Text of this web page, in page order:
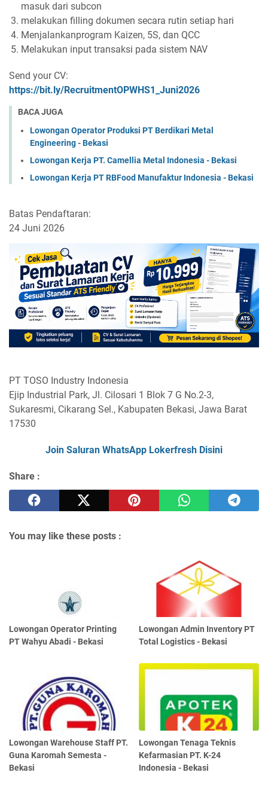
masuk dari subcon
melakukan filling dokumen secara rutin setiap hari
Menjalankanprogram Kaizen, 5S, dan QCC
Melakukan input transaksi pada sistem NAV
Send your CV:
https://bit.ly/RecruitmentOPWHS1_Juni2026
BACA JUGA
Lowongan Operator Produksi PT Berdikari Metal
Engineering - Bekasi
Lowongan Kerja PT. Camellia Metal Indonesia - Bekasi
Lowongan Kerja PT RBFood Manufaktur Indonesia - Bekasi
Batas Pendaftaran:
24 Juni 2026
PT TOSO Industry Indonesia
Ejip Industrial Park, Jl. Cilosari 1 Blok 7 G No.2-3,
Sukaresmi, Cikarang Sel., Kabupaten Bekasi, Jawa Barat
17530
Join Saluran WhatsApp Lokerfresh Disini
Share :
You may like these posts :
Lowongan Operator Printing
PT Wahyu Abadi - Bekasi
Lowongan Admin Inventory PT
Total Logistics - Bekasi
Lowongan Warehouse Staff PT.
Guna Karomah Semesta -
Bekasi
Lowongan Tenaga Teknis
Kefarmasian PT. K-24
Indonesia - Bekasi